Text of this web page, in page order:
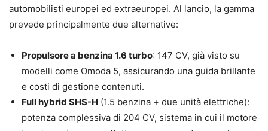
automobilisti europei ed extraeuropei. Al lancio, la gamma
prevede principalmente due alternative:
Propulsore a benzina 1.6 turbo: 147 CV, già visto su
modelli come Omoda 5, assicurando una guida brillante
e costi di gestione contenuti.
Full hybrid SHS-H (1.5 benzina + due unità elettriche):
potenza complessiva di 204 CV, sistema in cui il motore